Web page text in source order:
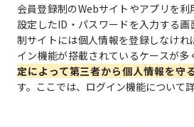
会員登録制のWebサイトやアプリを
設定したID・パスワードを入力する画
制サイトには個人情報を登録しなけ
イン機能が搭載されているケースが多
定によって第三者から個人情報を守
す。ここでは、ログイン機能について